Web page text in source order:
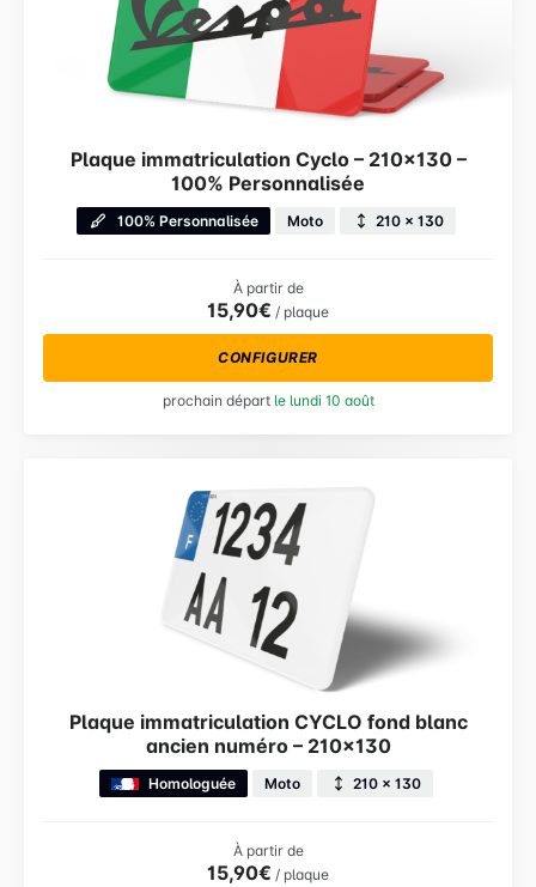
Plaque immatriculation Cyclo – 210×130 –
100% Personnalisée
100% Personnalisée Moto 210 × 130
À partir de
15,90€ / plaque
CONFIGURER
prochain départ le lundi 10 août
Plaque immatriculation CYCLO fond blanc
ancien numéro – 210×130
Homologuée Moto 210 × 130
À partir de
15,90€ / plaque